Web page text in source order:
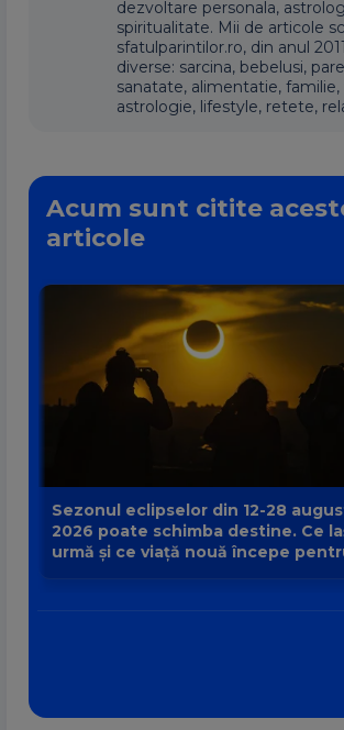
dezvoltare personala,
spiritualitate. Mii de articole
sfatulparintilor.ro, din anul
diverse: sarcina, bebelusi,
sanatate, alimentatie,
astrologie, lifestyle, retete,
Acum sunt citite
articole
Sezonul eclipselor din 12-28
2026 poate schimba destine. Ce
urmă și ce viață nouă începe